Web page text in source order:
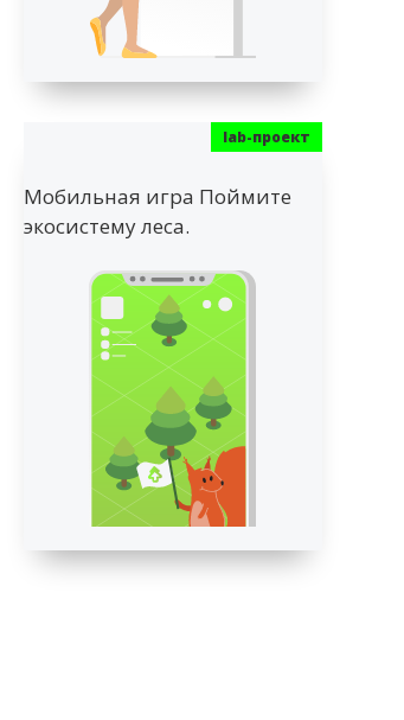
Мобильная игра Поймите
экосистему леса.